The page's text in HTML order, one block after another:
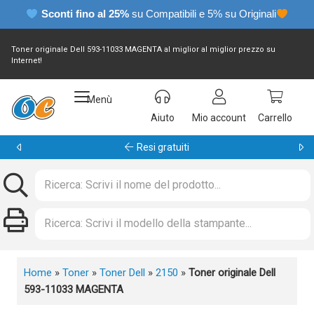
Sconti fino al 25% su Compatibili e 5% su Originali
Toner originale Dell 593-11033 MAGENTA al miglior al miglior prezzo su
Internet!
Menù
Aiuto
Mio account Carrello
Garanzia 24 mesi
Home » Toner » Toner Dell » 2150 » Toner originale Dell
593-11033 MAGENTA